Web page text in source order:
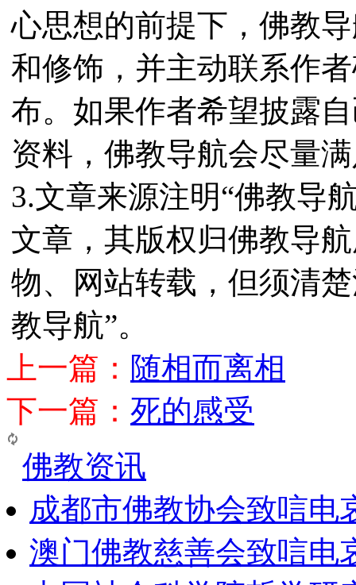
心思想的前提下，佛教
和修饰，并主动联系作
布。如果作者希望披露
资料，佛教导航会尽量
3.文章来源注明“佛教导
文章，其版权归佛教导
物、网站转载，但须清
教导航”。
上一篇： 随相而离相
下一篇： 死的感受
佛教资讯
成都市佛教协会致唁电
澳门佛教慈善会致唁电